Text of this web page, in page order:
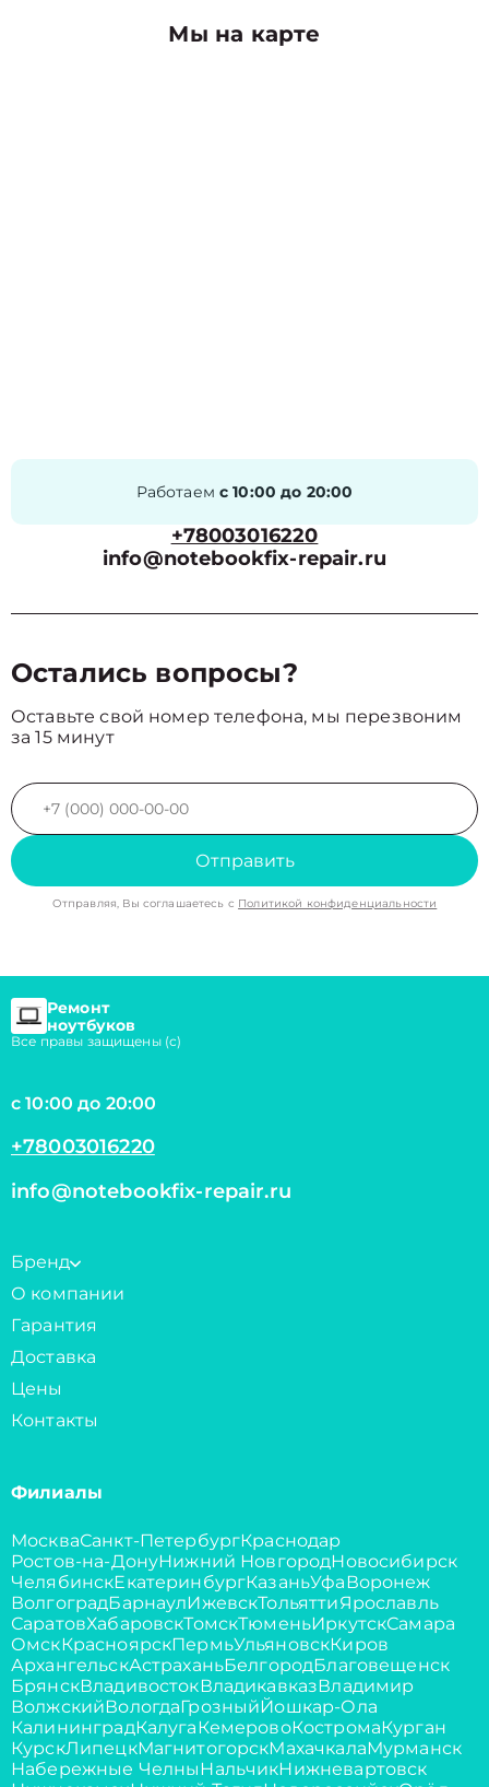
Мы на карте
Работаем с 10:00 до 20:00
+78003016220
info@notebookfix-repair.ru
Остались вопросы?
Оставьте свой номер телефона, мы перезвоним
за 15 минут
Отправить
Отправляя, Вы соглашаетесь с Политикой конфиденциальности
Ремонт
ноутбуков
Все правы защищены (с)
с 10:00 до 20:00
+78003016220
info@notebookfix-repair.ru
Бренд
О компании
Гарантия
Доставка
Цены
Контакты
Филиалы
МоскваСанкт-ПетербургКраснодар
Ростов-на-ДонуНижний НовгородНовосибирск
ЧелябинскЕкатеринбургКазаньУфаВоронеж
ВолгоградБарнаулИжевскТольяттиЯрославль
СаратовХабаровскТомскТюменьИркутскСамара
ОмскКрасноярскПермьУльяновскКиров
АрхангельскАстраханьБелгородБлаговещенск
БрянскВладивостокВладикавказВладимир
ВолжскийВологдаГрозныйЙошкар-Ола
КалининградКалугаКемеровоКостромаКурган
КурскЛипецкМагнитогорскМахачкалаМурманск
Набережные ЧелныНальчикНижневартовск